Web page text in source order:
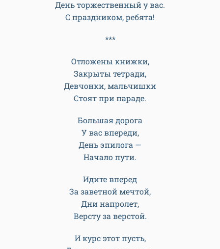
Первоклашка на плече,
Медный колокольчик…
Возвести на всю страну
О конце учебы!
Чтобы в звоне утонуть,
Громко было чтобы!
Дорогой, любимый класс,
Парни и девчата,
День торжественный у вас.
С праздником, ребята!
***
Отложены книжки,
Закрыты тетради,
Стоят при параде.